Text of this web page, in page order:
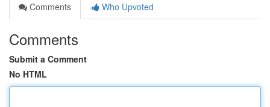
Comments
Who Upvoted
Comments
Submit a Comment
No HTML